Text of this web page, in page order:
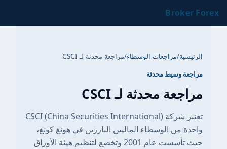
Broker Forex
الرئيسية/مراجعات الوسطاء/مراجعة محدثة لـ CSCI
مراجعة وسيط محدثة
مراجعة محدثة لـ CSCI
تعتبر شركة CSCI (China Securities International)
واحدة من الوسطاء الماليين البارزين في هونغ كونغ،
حيث تأسست عام 2001 وتخضع لتنظيم هيئة الأوراق